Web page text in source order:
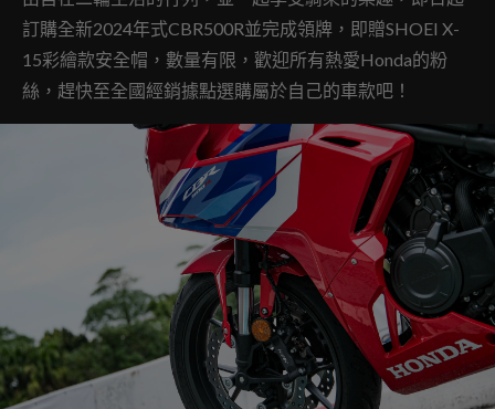
訂購全新2024年式CBR500R並完成領牌，即贈SHOEI X-
15彩繪款安全帽，數量有限，歡迎所有熱愛Honda的粉
絲，趕快至全國經銷據點選購屬於自己的車款吧！